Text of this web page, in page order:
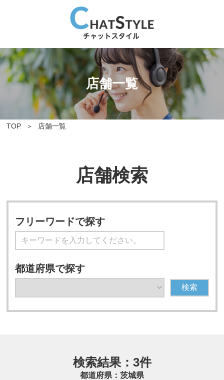
店舗一覧
TOP 店舗一覧
店舗検索
フリーワードで探す
都道府県で探す
検索
検索結果：3件
都道府県：茨城県